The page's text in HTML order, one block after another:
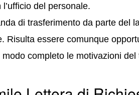
l’ufficio del personale.
di trasferimento da parte del
Risulta essere comunque
modo completo le motivazioni del